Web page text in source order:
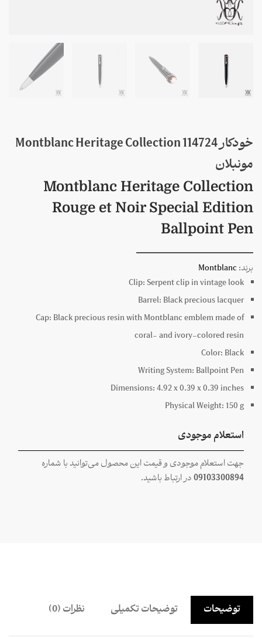
خودکار 114724 Montblanc Heritage Collection
مونبلان
Montblanc Heritage Collection
Rouge et Noir Special Edition
Ballpoint Pen
برند: Montblanc
Clip:Serpent clip in vintage look
Barrel: Black precious lacquer
Cap: Black precious resin with Montblanc emblem made of
coral- and ivory-colored resin
Color: Black
Writing System: Ballpoint Pen
Dimensions:4.92 x0.39 x0.39 inches
Physical Weight:150g
استعلام موجودی
جهت استعلام موجودی و قیمت این محصول می‌توانید با شماره
09103300894در ارتباط باشید.
توضیحات توضیحات تکمیلی نظرات (0)